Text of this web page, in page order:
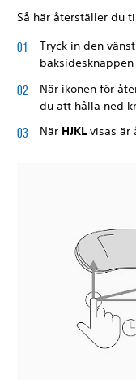
Så här återställer du
Tryck in den
När ikonen för
du att hålla ned
När HJKLvisas är